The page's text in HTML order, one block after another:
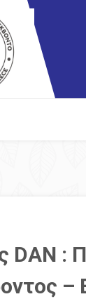
DAN :
–